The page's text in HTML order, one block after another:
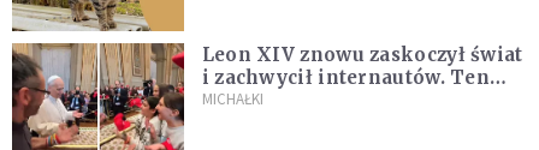
Leon XIV znowu zaskoczył świat
i zachwycił internautów. Ten
film ma już 22 mln wyświetleń!
MICHAŁKI